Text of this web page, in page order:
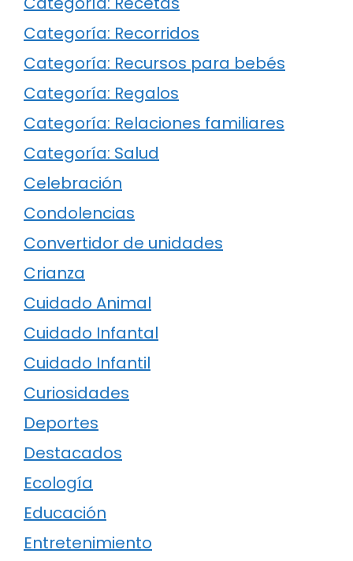
Categoría: Recorridos
Categoría: Recursos para bebés
Categoría: Regalos
Categoría: Relaciones familiares
Categoría: Salud
Celebración
Condolencias
Convertidor de unidades
Crianza
Cuidado Animal
Cuidado Infantal
Cuidado Infantil
Curiosidades
Deportes
Destacados
Ecología
Educación
Entretenimiento